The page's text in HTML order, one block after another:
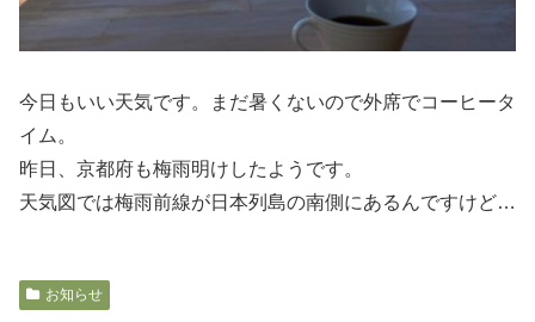
今日もいい天気です。まだ暑くないので外席でコーヒータ
イム。
昨日、京都府も梅雨明けしたようです。
天気図では梅雨前線が日本列島の南側にあるんですけど…
お知らせ